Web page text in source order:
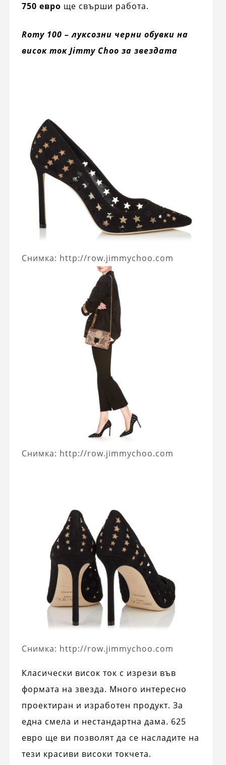
750 евро ще свърши работа.
Romy 100 – луксозни черни обувки на
висок ток Jimmy Choo за звездата
Снимка: http://row.jimmychoo.com
Снимка: http://row.jimmychoo.com
Снимка: http://row.jimmychoo.com
Класически висок ток с изрези във
формата на звезда. Много интересно
проектиран и изработен продукт. За
една смела и нестандартна дама. 625
евро ще ви позволят да се насладите на
тези красиви високи токчета.